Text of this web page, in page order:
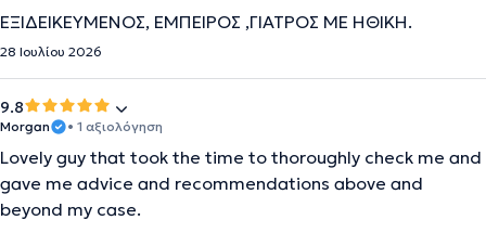
ΕΞΙΔΕΙΚΕΥΜΕΝΟΣ, ΕΜΠΕΙΡΟΣ ,ΓΙΑΤΡΟΣ ΜΕ ΗΘΙΚΗ.
28 Ιουλίου 2026
9.8
Morgan • 1 αξιολόγηση
Lovely guy that took the time to thoroughly check me and
gave me advice and recommendations above and
beyond my case.